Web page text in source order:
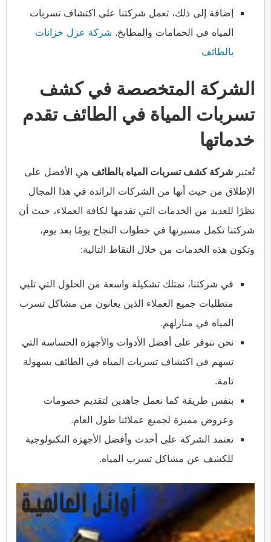
إضافة إلى ذلك، تعمل شركتنا على اكتشاف تسربات
المياه في الحمامات والمطابخ. شركة عزل خزانات
بالطائف
الشركة المتخصصة في كشف
تسربات المياة في الطائف تقدم
خدماتها
تُعتبر شركة كشف تسربات المياه بالطائف هي الأفضل على
الإطلاق من حيث أنها من الشركات الرائدة في هذا المجال
نظرًا للعديد من الخدمات التي تقدمها لكافة العملاء، حيث أن
شركتنا تكمل مسيرتها في خطوات النجاح يومًا بعد يوم،
وتكون هذه الخدمات من خلال النقاط التالية:
في شركتنا، نمتلك تشكيلة واسعة من الحلول التي تلبي
متطلبات جميع العملاء الذين يعانون من مشاكل تسرب
المياه في منازلهم.
نحن نتوفر على أفضل الأدوات والأجهزة الحساسة التي
تسهم في اكتشاف تسربات المياه في الطائف بسهولة
تامة.
بنفس طريقة كما نعمل جاهدين لتقديم خصومات
وعروض مميزة لجميع عملائنا طول العام.
تعتمد الشركة على أحدث وأفضل الأجهزة التكنولوجية
للكشف عن مشاكل تسرب المياه.